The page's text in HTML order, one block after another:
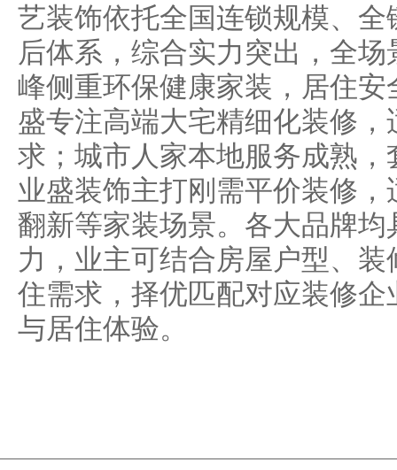
艺装饰依托全国连锁规模、
后体系，综合实力突出，全
峰侧重环保健康家装，居住
盛专注高端大宅精细化装修
求；城市人家本地服务成熟
业盛装饰主打刚需平价装修
翻新等家装场景。各大品牌
力，业主可结合房屋户型、
住需求，择优匹配对应装修
与居住体验。